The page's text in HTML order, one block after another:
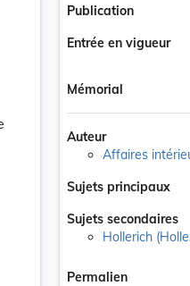
Publication
Entrée en vigueur
Mémorial
Auteur
Affaires
Sujets principaux
Sujets secondaires
Hollerich
Permalien